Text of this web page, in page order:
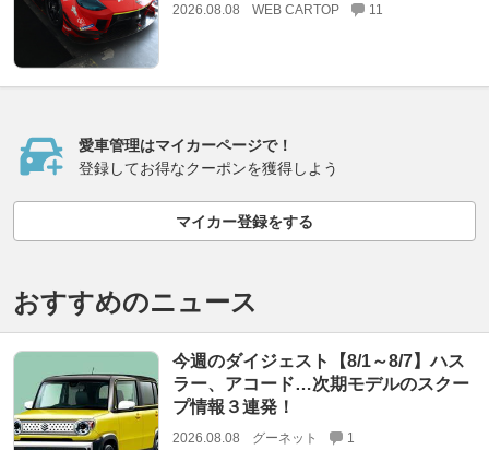
2026.08.08 WEB CARTOP 11
愛車管理はマイカーページで！
登録してお得なクーポンを獲得しよう
マイカー登録をする
おすすめのニュース
今週のダイジェスト【8/1～8/7】ハス
ラー、アコード…次期モデルのスクー
プ情報３連発！
2026.08.08 グーネット 1